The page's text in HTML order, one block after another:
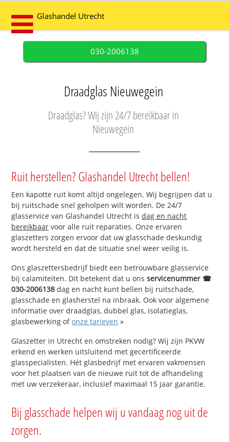
Glashandel Utrecht
030-2006138
Draadglas Nieuwegein
Draadglas? Wij zijn 24/7 bereikbaar in
Nieuwegein
Ruit herstellen? Glashandel Utrecht bellen!
Een kapotte ruit komt altijd ongelegen. Wij begrijpen dat u
bij ruitschade snel geholpen wilt worden. De 24/7
glasservice van Glashandel Utrecht isdag en nacht
bereikbaar voor alle ruit reparaties. Onze ervaren
glaszetters zorgen ervoor dat uw glasschade deskundig
wordt hersteld en dat de situatie snel weer veilig is.
Ons glaszettersbedrijf biedt een betrouwbare glasservice
bij calamiteiten. Dit betekent dat u onsservicenummer ☎
030-2006138 dag en nacht kunt bellen bij ruitschade,
glasschade en glasherstel na inbraak. Ook voor algemene
informatie over draadglas, dubbel glas, isolatieglas,
glasbewerking ofonze tarieven »
Glaszetter in Utrecht en omstreken nodig? Wij zijn PKVW
erkend en werken uitsluitend met gecertificeerde
glasspecialisten. Hét glasbedrijf met ervaren vakmensen
voor het plaatsen van de nieuwe ruit tot de afhandeling
met uw verzekeraar, inclusief maximaal 15 jaar garantie.
Bij glasschade helpen wij u vandaag nog uit de
zorgen.